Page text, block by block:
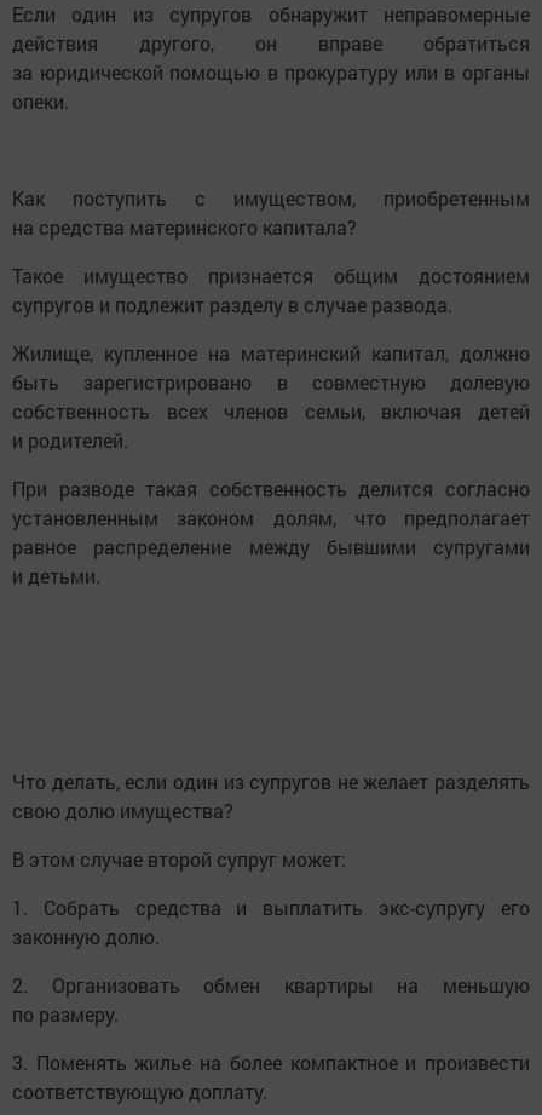
Если один из супругов обнаружит неправомерные
действия другого, он вправе обратиться
за юридической помощью в прокуратуру или в органы
опеки.
Как поступить с имуществом, приобретенным
на средства материнского капитала?
Такое имущество признается общим достоянием
супругов и подлежит разделу в случае развода.
Жилище, купленное на материнский капитал, должно
быть зарегистрировано в совместную долевую
собственность всех членов семьи, включая детей
и родителей.
При разводе такая собственность делится согласно
установленным законом долям, что предполагает
равное распределение между бывшими супругами
и детьми.
Что делать, если один из супругов не желает разделять
свою долю имущества?
В этом случае второй супруг может:
1. Собрать средства и выплатить экс-супругу его
законную долю.
2. Организовать обмен квартиры на меньшую
по размеру.
3. Поменять жилье на более компактное и произвести
соответствующую доплату.